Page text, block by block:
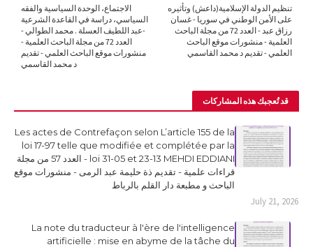
الاجتماع، الوحدة السياسية والفقه
السياسي، دراسة في القاعدة الشرعية
-عبد اللطيف العسلة . محمد الطوالي -
العدد 72 من مجلة الباحث العلمية -
منشورات موقع الباحث العلمي - تقديم
د محمد القاسمي
تنظيم الدولة الإسلامية(داعش) وتأثيره
على الأمن الوطني في سوريا - غسان
رزاق عبد - العدد 72 من مجلة الباحث
العلمية - منشورات موقع الباحث
العلمي - تقديم د محمد القاسمي
قد تُعجبك هذه المشاركات
Les actes de Contrefaçon selon L’article 155 de la
loi 17-97 telle que modifiée et complétée par la
loi 31-05 et 23-13 MEHDI EDDIANI - العدد 57 من مجلة
قراءات علمية - تقديم ذة حليمة عبد الرمى - منشورات موقع
الباحث و مطبعة دار القلم بالرباط
July 21, 2026
La note du traducteur à l'ère de l'intelligence
artificielle : mise en abyme de la tâche du